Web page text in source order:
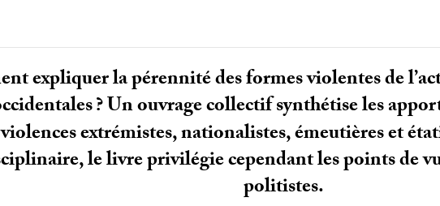
expliquer la pérennité des formes violentes de
? Un ouvrage collectif synthétise les
extrémistes, nationalistes, émeutières et
le livre privilégie cependant les points de
politistes.